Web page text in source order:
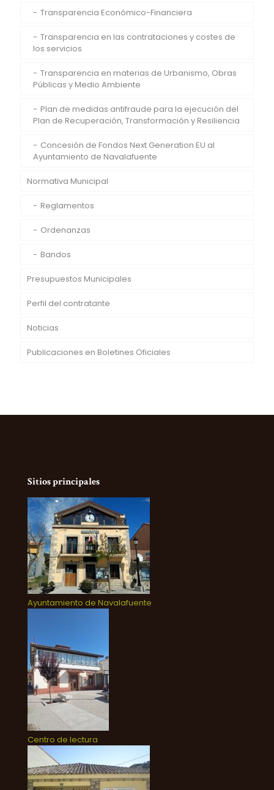
Transparencia Económico-Financiera
Transparencia en las contrataciones y costes de
los servicios
Transparencia en materias de Urbanismo, Obras
Públicas y Medio Ambiente
Plan de medidas antifraude para la ejecución del
Plan de Recuperación, Transformación y Resiliencia
Concesión de Fondos Next Generation EU al
Ayuntamiento de Navalafuente
Normativa Municipal
Reglamentos
Ordenanzas
Bandos
Presupuestos Municipales
Perfil del contratante
Noticias
Publicaciones en Boletines Oficiales
Sitios principales
Ayuntamiento de Navalafuente
Centro de lectura